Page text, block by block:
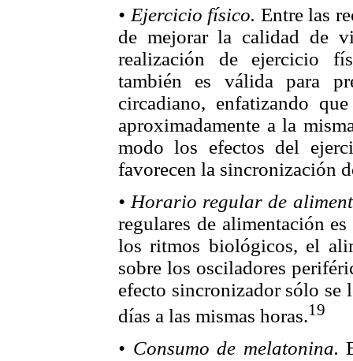
• Ejercicio físico. Entre las
de mejorar la calidad de
realización de ejercicio
también es válida para
circadiano, enfatizando
aproximadamente a la
modo los efectos del
favorecen la sincronización
• Horario regular de
regulares de alimentación
los ritmos biológicos, el
sobre los osciladores
efecto sincronizador sólo se
días a las mismas horas.19
• Consumo de melatonina.